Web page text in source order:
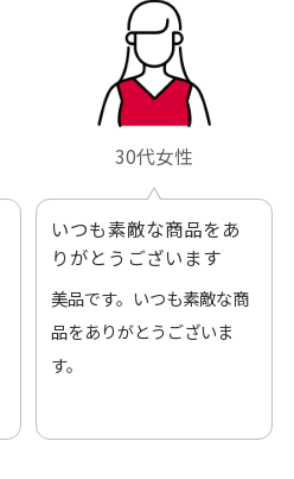
30代女性
いつも素敵な商品をあ
りがとうございます
美品です。いつも素敵な商
品をありがとうございま
す。